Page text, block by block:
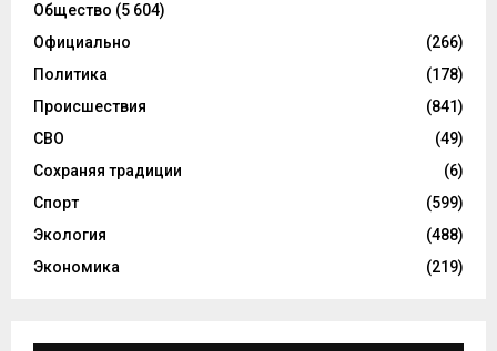
Общество (5 604)
Официально
(266)
Политика
(178)
Происшествия
(841)
СВО
(49)
Сохраняя традиции
(6)
Спорт
(599)
Экология
(488)
Экономика
(219)